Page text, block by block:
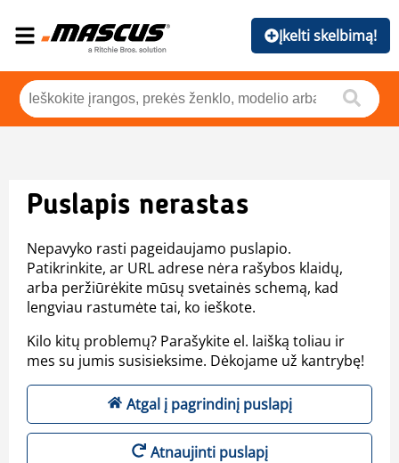
Įkelti skelbimą!
Puslapis nerastas
Nepavyko rasti pageidaujamo puslapio.
Patikrinkite, ar URL adrese nėra rašybos klaidų,
arba peržiūrėkite mūsų svetainės schemą, kad
lengviau rastumėte tai, ko ieškote.
Kilo kitų problemų? Parašykite el. laišką toliau ir
mes su jumis susisieksime. Dėkojame už kantrybę!
Atgal į pagrindinį puslapį
Atnaujinti puslapį